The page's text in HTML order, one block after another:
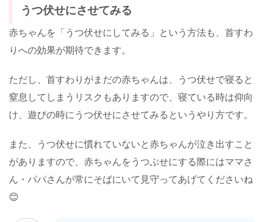
うつ伏せにさせてみる
赤ちゃんを「うつ伏せにしてみる」という方法も、首すわ
りへの効果が期待できます。
ただし、首すわりがまだの赤ちゃんは、うつ伏せで寝ると
窒息してしまうリスクもありますので、寝ている時は仰向
け、遊びの時にうつ伏せにさせてみるというやり方です。
また、うつ伏せに慣れていないと赤ちゃんが泣き出すこと
がありますので、赤ちゃんをうつぶせにする際にはママさ
ん・パパさんが常にそばにいて見守ってあげてくださいね
😊